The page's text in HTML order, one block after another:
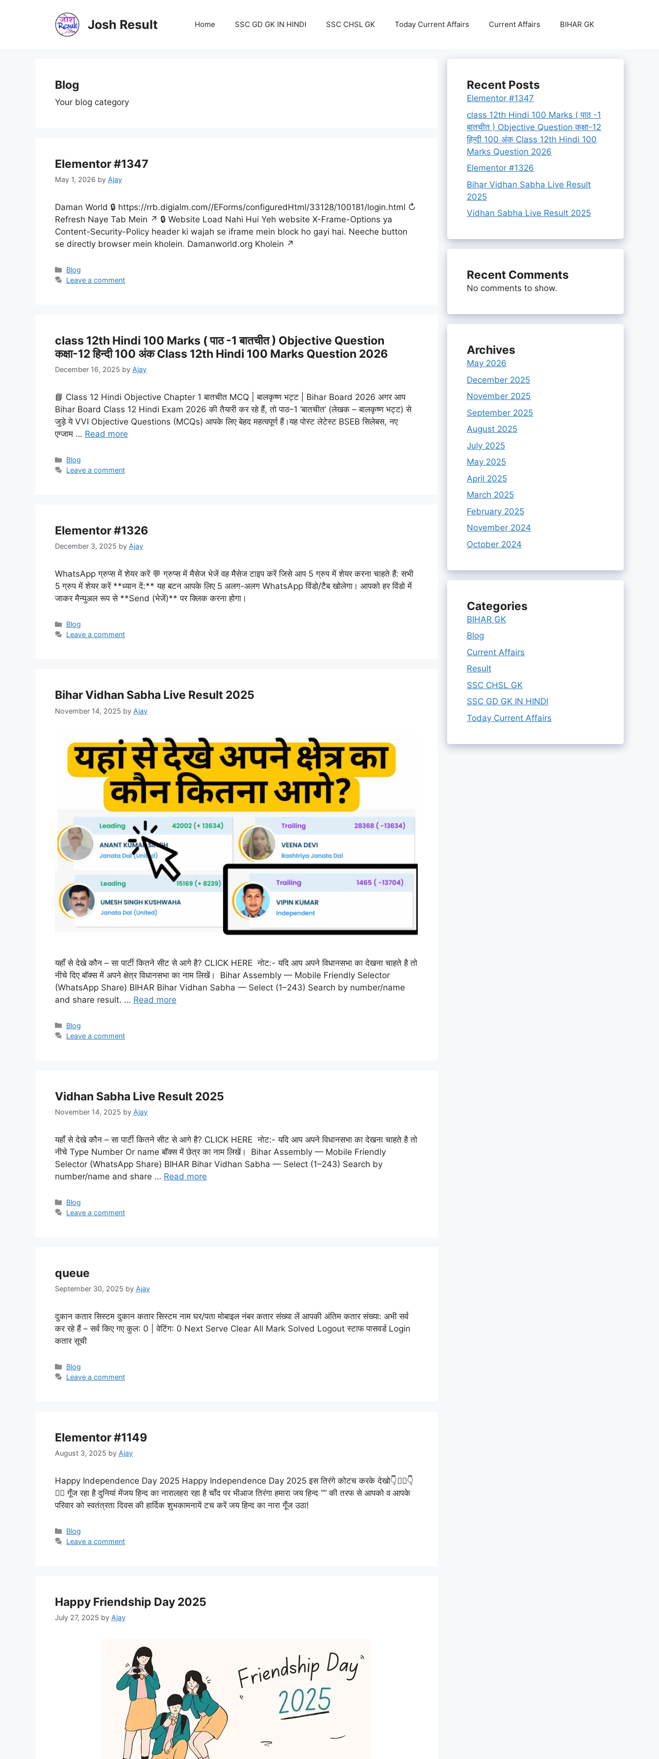
Josh Result Home SSC GD GK IN HINDI SSC CHSL GK Today Current Affairs Current Affairs BIHAR GK
Blog
Your blog category
Elementor #1347
May 1, 2026 by Ajay
Daman World 🔒 https://rrb.digialm.com//EForms/configuredHtml/33128/100181/login.html ↻
Refresh Naye Tab Mein ↗ 🔒 Website Load Nahi Hui Yeh website X-Frame-Options ya
Content-Security-Policy header ki wajah se iframe mein block ho gayi hai. Neeche button
se directly browser mein kholein. Damanworld.org Kholein ↗
Categories
Blog
Leave a comment
class 12th Hindi 100 Marks ( पाठ -1 बातचीत ) Objective Question
कक्षा-12 हिन्दी 100 अंक Class 12th Hindi 100 Marks Question 2026
December 16, 2025 by Ajay
📘 Class 12 Hindi Objective Chapter 1 बातचीत MCQ | बालकृष्ण भट्ट | Bihar Board 2026 अगर आप
Bihar Board Class 12 Hindi Exam 2026 की तैयारी कर रहे हैं, तो पाठ–1 ‘बातचीत’ (लेखक – बालकृष्ण भट्ट) से
जुड़े ये VVI Objective Questions (MCQs) आपके लिए बेहद महत्वपूर्ण हैं।यह पोस्ट लेटेस्ट BSEB सिलेबस, नए
एग्जाम … Read more
Categories
Blog
Leave a comment
Elementor #1326
December 3, 2025 by Ajay
WhatsApp ग्रुप्स में शेयर करें 💬 ग्रुप्स में मैसेज भेजें वह मैसेज टाइप करें जिसे आप 5 ग्रुप में शेयर करना चाहते हैं: सभी
5 ग्रुप में शेयर करें **ध्यान दें:** यह बटन आपके लिए 5 अलग-अलग WhatsApp विंडो/टैब खोलेगा। आपको हर विंडो में
जाकर मैन्युअल रूप से **Send (भेजें)** पर क्लिक करना होगा।
Categories
Blog
Leave a comment
Bihar Vidhan Sabha Live Result 2025
November 14, 2025 by Ajay
यहाँ से देखे कौन – सा पार्टी कितने सीट से आगे है? CLICK HERE नोट:- यदि आप अपने विधानसभा का देखना चाहते है तो
नीचे दिए बॉक्स में अपने क्षेत्र विधानसभा का नाम लिखें। Bihar Assembly — Mobile Friendly Selector
(WhatsApp Share) BIHAR Bihar Vidhan Sabha — Select (1–243) Search by number/name
and share result. … Read more
Categories
Blog
Leave a comment
Vidhan Sabha Live Result 2025
November 14, 2025 by Ajay
यहाँ से देखे कौन – सा पार्टी कितने सीट से आगे है? CLICK HERE नोट:- यदि आप अपने विधानसभा का देखना चाहते है तो
नीचे Type Number Or name बॉक्स में छेत्र का नाम लिखें। Bihar Assembly — Mobile Friendly
Selector (WhatsApp Share) BIHAR Bihar Vidhan Sabha — Select (1–243) Search by
number/name and share … Read more
Categories
Blog
Leave a comment
queue
September 30, 2025 by Ajay
दुकान कतार सिस्टम दुकान कतार सिस्टम नाम घर/पता मोबाइल नंबर कतार संख्या लें आपकी अंतिम कतार संख्या: अभी सर्व
कर रहे हैं – सर्व किए गए कुल: 0 | वेटिंग: 0 Next Serve Clear All Mark Solved Logout स्टाफ पासवर्ड Login
कतार सूची
Categories
Blog
Leave a comment
Elementor #1149
August 3, 2025 by Ajay
Happy Independence Day 2025 Happy Independence Day 2025 इस तिरंगे कोटच करके देखो👇👇🏻👇
👇🏻 गूँज रहा है दुनियां मेंजय हिन्द का नारालहरा रहा है चाँद पर भीआज तिरंगा हमारा जय हिन्द “” की तरफ से आपको व आपके
परिवार को स्वतंत्रता दिवस की हार्दिक शुभकामनायें टच करें जय हिन्द का नारा गूँज उठा!
Categories
Blog
Leave a comment
Happy Friendship Day 2025
July 27, 2025 by Ajay
Recent Posts
Elementor #1347
class 12th Hindi 100 Marks ( पाठ -1
बातचीत ) Objective Question कक्षा-12
हिन्दी 100 अंक Class 12th Hindi 100
Marks Question 2026
Elementor #1326
Bihar Vidhan Sabha Live Result
2025
Vidhan Sabha Live Result 2025
Recent Comments
No comments to show.
Archives
May 2026
December 2025
November 2025
September 2025
August 2025
July 2025
May 2025
April 2025
March 2025
February 2025
November 2024
October 2024
Categories
BIHAR GK
Blog
Current Affairs
Result
SSC CHSL GK
SSC GD GK IN HINDI
Today Current Affairs